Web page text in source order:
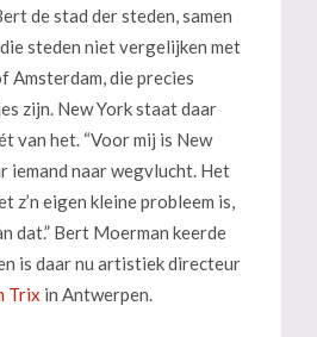
de stad der steden, samen
steden niet vergelijken met
Amsterdam, die precies
zijn. New York staat daar
van het. “Voor mij is New
iemand naar wegvlucht. Het
z’n eigen kleine probleem is,
dat.” Bert Moerman keerde
is daar nu artistiek directeur
Trix in Antwerpen.